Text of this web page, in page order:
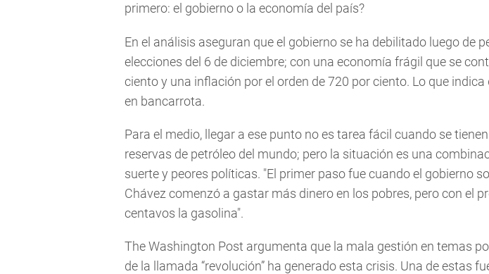
primero: el gobierno o la economía del país?
En el análisis aseguran que el gobierno se ha debilitado luego de
elecciones del 6 de diciembre; con una economía frágil que se
ciento y una inflación por el orden de 720 por ciento. Lo que indica
en bancarrota.
Para el medio, llegar a ese punto no es tarea fácil cuando se
reservas de petróleo del mundo; pero la situación es una
suerte y peores políticas. "El primer paso fue cuando el gobierno
Chávez comenzó a gastar más dinero en los pobres, pero con el
centavos la gasolina".
The Washington Post argumenta que la mala gestión en temas
de la llamada “revolución” ha generado esta crisis. Una de estas